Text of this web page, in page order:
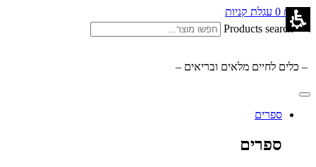
₪ 0.00
0 עגלת קניות
Products search
– כלים לחיים מלאים ובריאים –
ספרים
ספרים